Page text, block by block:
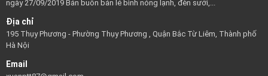
ngày 27/09/2019 Bán buôn bán lẻ bình nóng lạnh, đèn sưởi,...
Địa chỉ
195 Thụy Phương - Phường Thụy Phương , Quận Bắc Từ Liêm, Thành phố
Hà Nội
Email